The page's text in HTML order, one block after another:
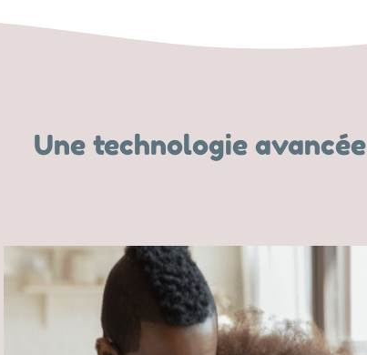
Une technologie avancée